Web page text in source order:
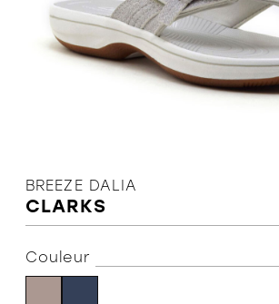
L'équipe
BREEZE DALIA
CLARKS
Couleur